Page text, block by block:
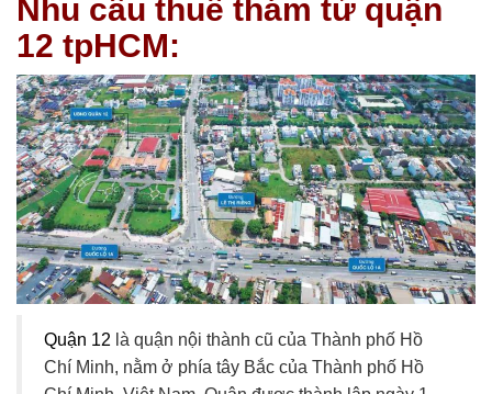
Nhu cầu thuê thám tử quận
12 tpHCM:
Quận 12 là quận nội thành cũ của Thành phố Hồ
Chí Minh, nằm ở phía tây Bắc của Thành phố Hồ